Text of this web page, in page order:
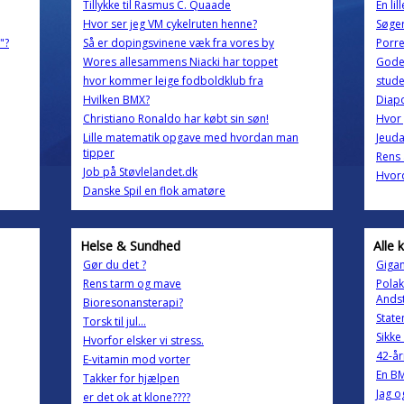
Tillykke til Rasmus C. Quaade
Hvor ser jeg VM cykelruten henne?
Så er dopingsvinene væk fra vores by
Wores allesammens Niacki har toppet
hvor kommer leige fodboldklub fra
Hvilken BMX?
Christiano Ronaldo har købt sin søn!
Lille matematik opgave med hvordan man
tipper
Job på Støvlelandet.dk
Danske Spil en flok amatøre
En
Hvor
Helse & Sundhed
Gør du det ?
Rens tarm og mave
Bioresonansterapi?
Torsk til jul...
Hvorfor elsker vi stress.
E-vitamin mod vorter
Takker for hjælpen
er det ok at klone????
Alle
42-
En
Jag